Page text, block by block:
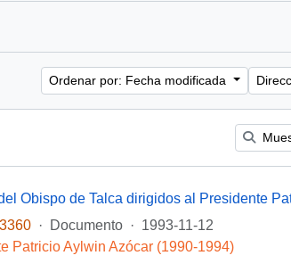
Ordenar por: Fecha modificada
· Documento · 1993-11-12
Patricio Aylwin Azócar (1990-1994)